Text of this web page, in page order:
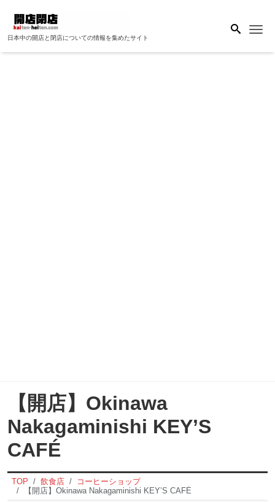
日本中の開店と閉店についての情報を集めたサイト
【開店】Okinawa
Nakagaminishi KEY’S
CAFÉ
TOP 飲食店
コーヒーショップ
【開店】Okinawa Nakagaminishi KEY’S CAFÉ